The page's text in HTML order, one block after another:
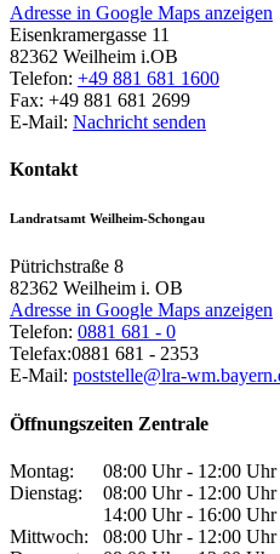
Adresse in Google Maps anzeigen
Eisenkramergasse 11
82362 Weilheim i.OB
Telefon: +49 881 681 1600
Fax: +49 881 681 2699
E-Mail: Nachricht senden
Kontakt
Landratsamt Weilheim-Schongau
Pütrichstraße 8
82362 Weilheim i. OB
Adresse in Google Maps anzeigen
Telefon: 0881 681 - 0
Telefax:0881 681 - 2353
E-Mail: poststelle@lra-
Öffnungszeiten Zentrale
Montag:
08:00 Uhr - 12:00 Uhr
Dienstag:
08:00 Uhr - 12:00 Uhr
14:00 Uhr - 16:00 Uhr
Mittwoch:
08:00 Uhr - 12:00 Uhr